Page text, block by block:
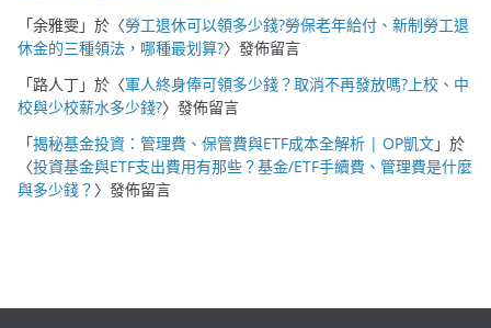
「余雅雯」於〈勞工退休可以領多少錢?勞保老年給付、新制勞工退
休金的三種領法，哪種最划算?〉發佈留言
「路人丁」於〈軍人終身俸可領多少錢？取消不再發放嗎?上校、中
校與少校薪水多少錢?〉發佈留言
「揭秘基金投資：管理費、保管費與ETF成本全解析 | OP凱文」於
〈投資基金與ETF支出費用有那些？基金/ETF手續費、管理費是什麼
與多少錢？ 〉發佈留言